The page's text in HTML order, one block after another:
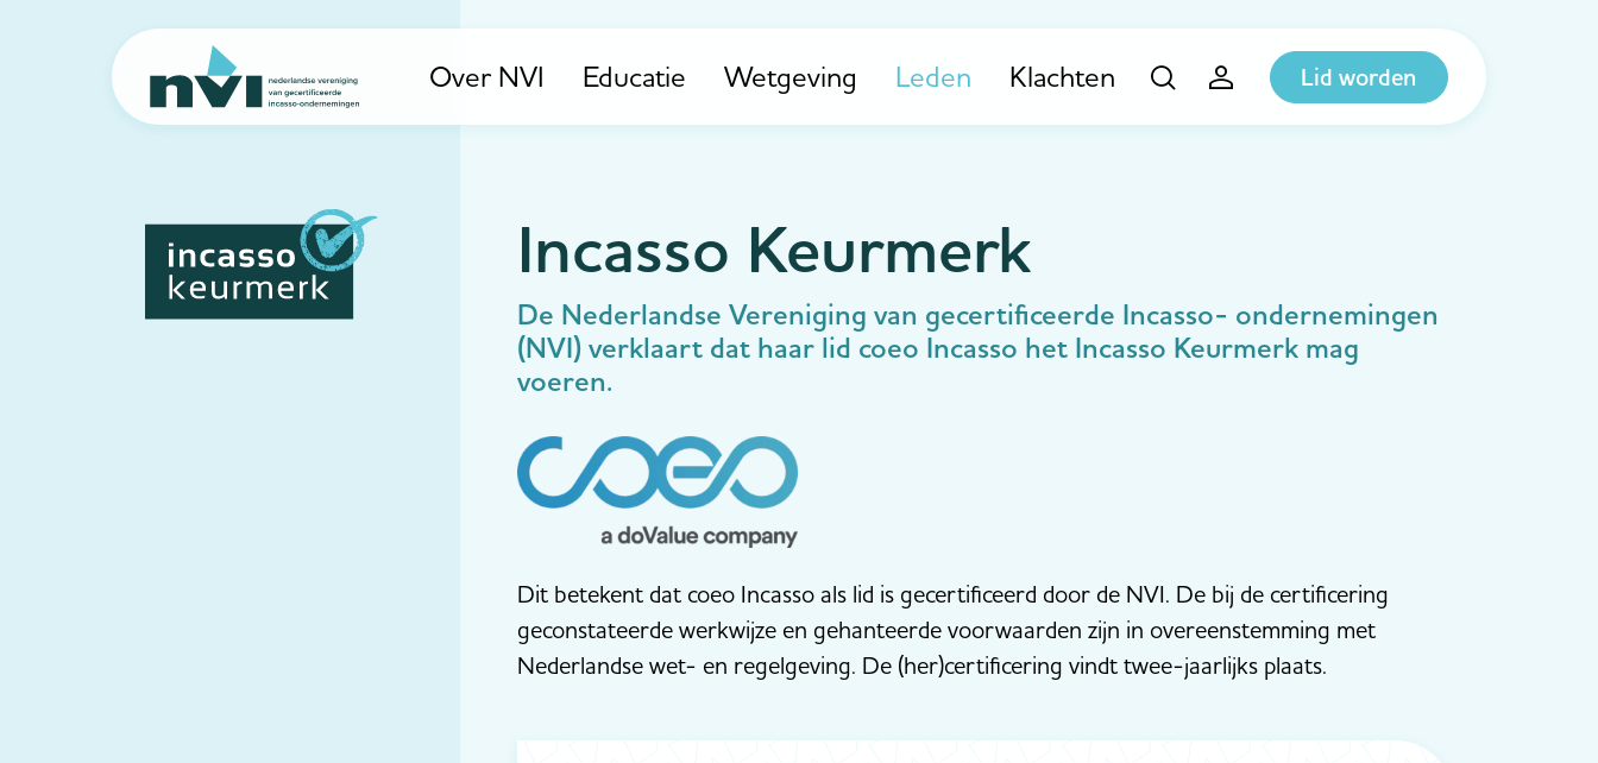
Navigation Over NVI Educatie Wetgeving Leden Klachten Lid worden
Incasso Keurmerk
De Nederlandse Vereniging van gecertificeerde Incasso- ondernemingen
(NVI) verklaart dat haar lid coeo Incasso het Incasso Keurmerk mag
voeren.
Dit betekent dat coeo Incasso als lid is gecertificeerd door de NVI. De bij de certificering
geconstateerde werkwijze en gehanteerde voorwaarden zijn in overeenstemming met
Nederlandse wet- en regelgeving. De (her)certificering vindt twee-jaarlijks plaats.